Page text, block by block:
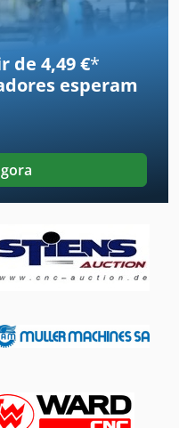
de 4,49 €*
esperam